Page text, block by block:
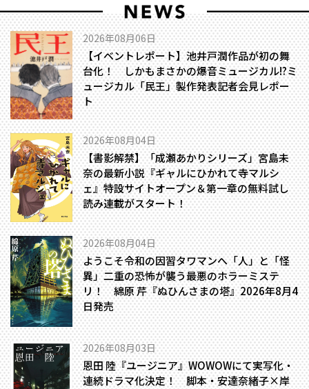
2026年08月06日
【イベントレポート】池井戸潤作品が初の舞
台化！ しかもまさかの爆音ミュージカル!?――ミ
ュージカル「民王」製作発表記者会見レポー
ト
2026年08月04日
【書影解禁】「成瀬あかりシリーズ」宮島未
奈の最新小説『ギャルにひかれて寺マルシ
ェ』特設サイトオープン＆第一章の無料試し
読み連載がスタート！
2026年08月04日
ようこそ令和の因習タワマンへ――「人」と「怪
異」二重の恐怖が襲う最悪のホラーミステ
リ！ 綿原 芹『ぬひんさまの塔』2026年8月4
日発売
2026年08月03日
恩田 陸『ユージニア』WOWOWにて実写化・
連続ドラマ化決定！ 脚本・安達奈緒子×岸